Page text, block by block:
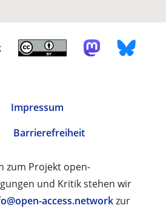
Impressum
Barrierefreiheit
zum Projekt open-
und Kritik stehen wir
access.networkzur